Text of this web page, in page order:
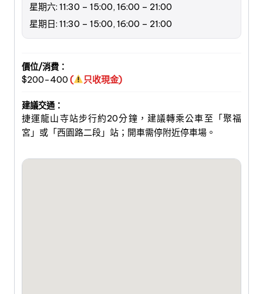
星期六: 11:30 – 15:00, 16:00 – 21:00
星期日: 11:30 – 15:00, 16:00 – 21:00
價位/消費：
$200-400( 只收現金)
建議交通：
捷運龍山寺站步行約20分鐘，建議轉乘公車至「聚福
宮」或「西園路二段」站；開車需停附近停車場。